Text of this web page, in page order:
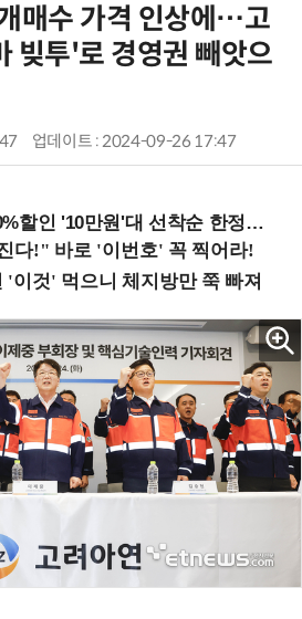
매수 가격 인상에…고
빚투'로 경영권 빼앗으
업데이트 : 2024-09-26 17:47
인 '10만원'대 선착순 한정판매!